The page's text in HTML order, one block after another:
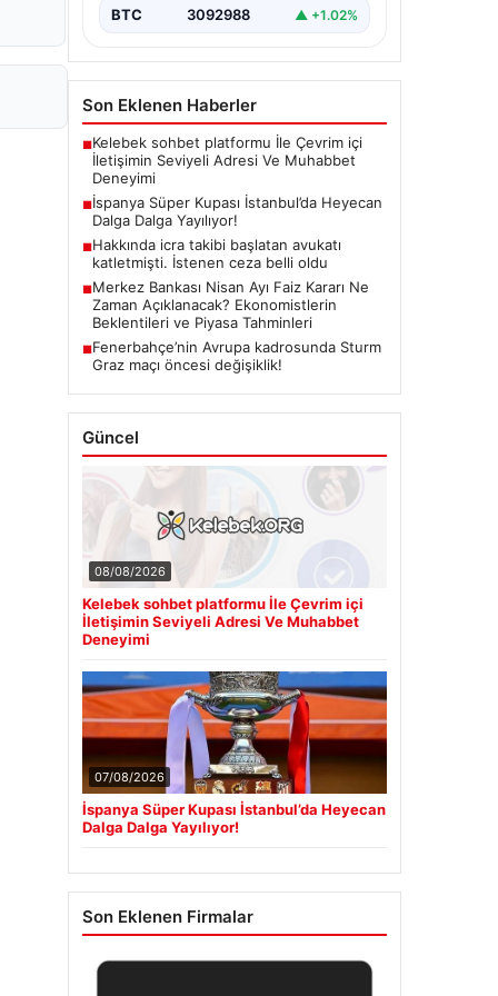
BTC 3092988 ▲ +1.02%
Son Eklenen Haberler
■Kelebek sohbet platformu İle Çevrim içi
İletişimin Seviyeli Adresi Ve Muhabbet
Deneyimi
■İspanya Süper Kupası İstanbul’da Heyecan
Dalga Dalga Yayılıyor!
■Hakkında icra takibi başlatan avukatı
katletmişti. İstenen ceza belli oldu
■Merkez Bankası Nisan Ayı Faiz Kararı Ne
Zaman Açıklanacak? Ekonomistlerin
Beklentileri ve Piyasa Tahminleri
■Fenerbahçe’nin Avrupa kadrosunda Sturm
Graz maçı öncesi değişiklik!
Güncel
08/08/2026
Kelebek sohbet platformu İle Çevrim içi
İletişimin Seviyeli Adresi Ve Muhabbet
Deneyimi
07/08/2026
İspanya Süper Kupası İstanbul’da Heyecan
Dalga Dalga Yayılıyor!
Son Eklenen Firmalar